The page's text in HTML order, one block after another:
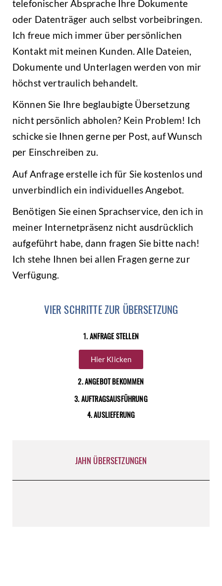
telefonischer Absprache Ihre Dokumente
oder Datenträger auch selbst vorbeibringen.
Ich freue mich immer über persönlichen
Kontakt mit meinen Kunden. Alle Dateien,
Dokumente und Unterlagen werden von mir
höchst vertraulich behandelt.
Können Sie Ihre beglaubigte Übersetzung
nicht persönlich abholen? Kein Problem! Ich
schicke sie Ihnen gerne per Post, auf Wunsch
per Einschreiben zu.
Auf Anfrage erstelle ich für Sie kostenlos und
unverbindlich ein individuelles Angebot.
Benötigen Sie einen Sprachservice, den ich in
meiner Internetpräsenz nicht ausdrücklich
aufgeführt habe, dann fragen Sie bitte nach!
Ich stehe Ihnen bei allen Fragen gerne zur
Verfügung.
VIER SCHRITTE ZUR ÜBERSETZUNG
1. ANFRAGE STELLEN
Hier Klicken
2. ANGEBOT BEKOMMEN
3. AUFTRAGSAUSFÜHRUNG
4. AUSLIEFERUNG
JAHN ÜBERSETZUNGEN